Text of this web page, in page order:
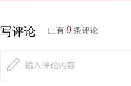
写评论 已有 0 条评论